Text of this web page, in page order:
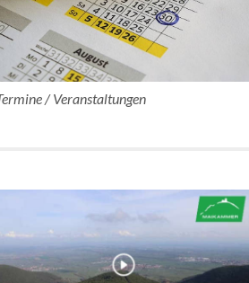
/ Veranstaltungen